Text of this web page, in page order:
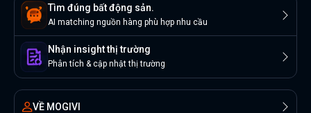
Tìm đúng bất động sản.
AI matching nguồn hàng phù hợp nhu cầu
Nhận insight thị trường
Phân tích & cập nhật thị trường
VỀ MOGIVI